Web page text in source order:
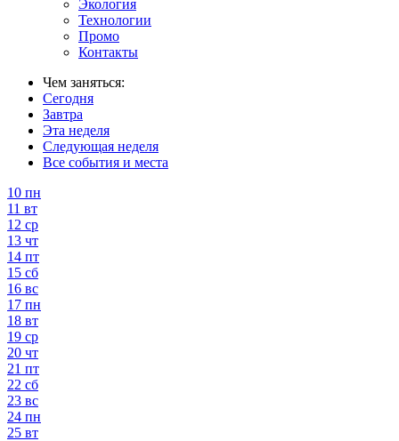
Экология
Технологии
Промо
Контакты
Чем заняться:
Сегодня
Завтра
Эта неделя
Следующая неделя
Все события и места
10 пн
11 вт
12 ср
13 чт
14 пт
15 сб
16 вс
17 пн
18 вт
19 ср
20 чт
21 пт
22 сб
23 вс
24 пн
25 вт